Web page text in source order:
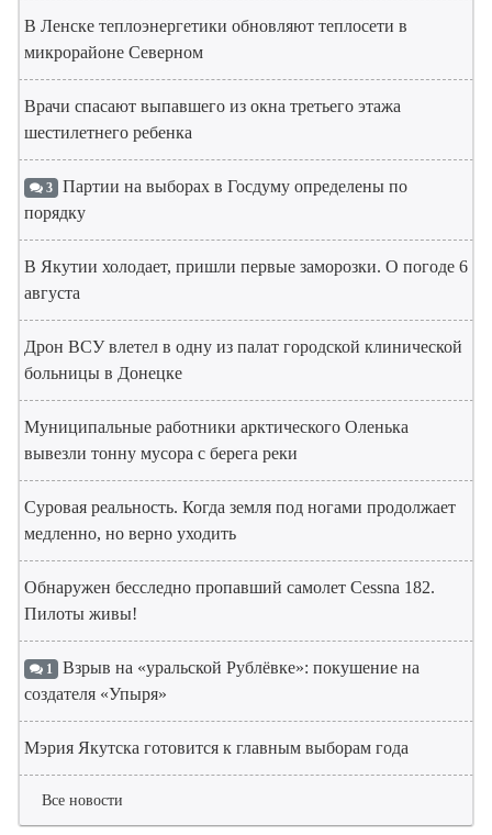
В Ленске теплоэнергетики обновляют теплосети в
микрорайоне Северном
Врачи спасают выпавшего из окна третьего этажа
шестилетнего ребенка
3 Партии на выборах в Госдуму определены по
порядку
В Якутии холодает, пришли первые заморозки. О погоде 6
августа
Дрон ВСУ влетел в одну из палат городской клинической
больницы в Донецке
Муниципальные работники арктического Оленька
вывезли тонну мусора с берега реки
Суровая реальность. Когда земля под ногами продолжает
медленно, но верно уходить
Обнаружен бесследно пропавший самолет Cessna 182.
Пилоты живы!
1 Взрыв на «уральской Рублёвке»: покушение на
создателя «Упыря»
Мэрия Якутска готовится к главным выборам года
Все новости